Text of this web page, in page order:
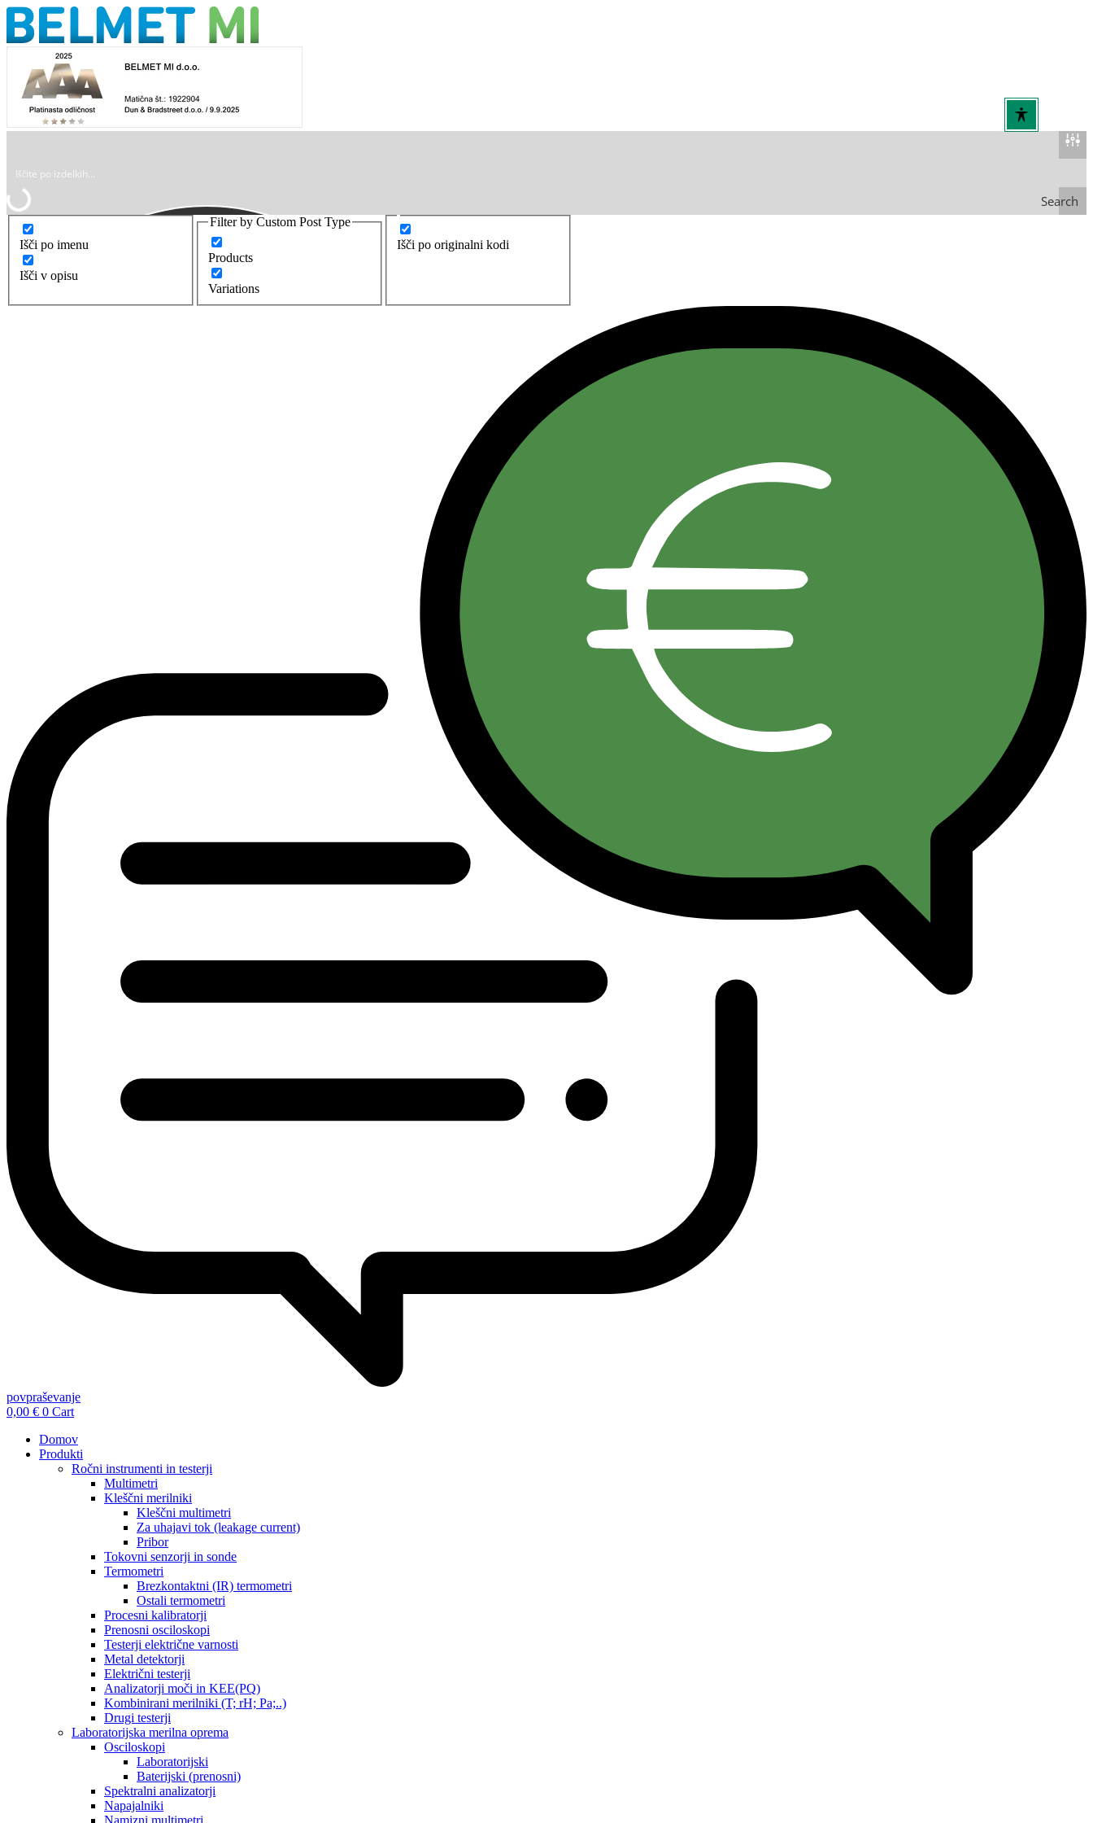
Search
Išči po imenu
Išči v opisu
Filter by Custom Post Type
Products
Variations
Išči po originalni kodi
povpraševanje
0,00 € 0 Cart
Domov
Produkti
Ročni instrumenti in testerji
Multimetri
Kleščni merilniki
Kleščni multimetri
Za uhajavi tok (leakage current)
Pribor
Tokovni senzorji in sonde
Termometri
Brezkontaktni (IR) termometri
Ostali termometri
Procesni kalibratorji
Prenosni osciloskopi
Testerji električne varnosti
Metal detektorji
Električni testerji
Analizatorji moči in KEE(PQ)
Kombinirani merilniki (T; rH; Pa;..)
Drugi testerji
Laboratorijska merilna oprema
Osciloskopi
Laboratorijski
Baterijski (prenosni)
Spektralni analizatorji
Napajalniki
Namizni multimetri